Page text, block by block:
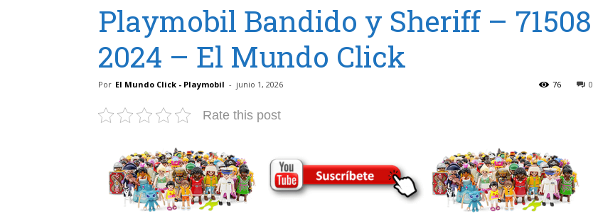
Playmobil Bandido y Sheriff – 71508
2024 – El Mundo Click
Por El Mundo Click - Playmobil - junio 1, 2026 0
76
Rate this post